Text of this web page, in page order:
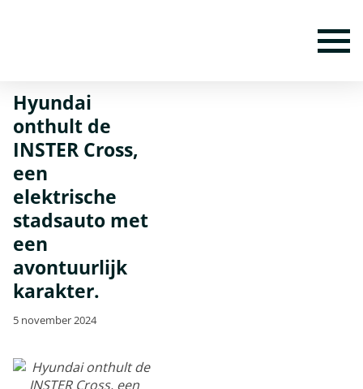
Hyundai
onthult de
INSTER Cross,
een
elektrische
stadsauto met
een
avontuurlijk
karakter.
5 november 2024